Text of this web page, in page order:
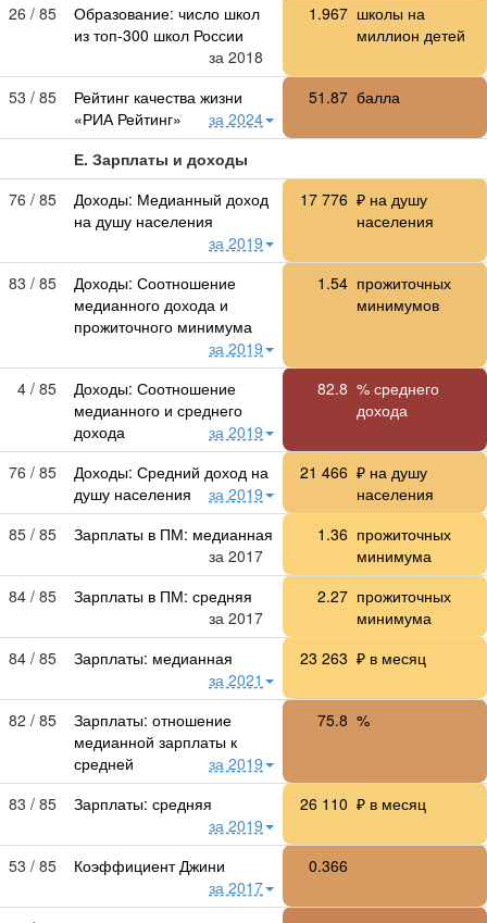
26 / 85
Образование: число школ
из топ-300 школ России
за 2018
1.967 школы на
миллион детей
53 / 85
Рейтинг качества жизни
«РИА Рейтинг»
за 2024
51.87 балла
Е. Зарплаты и доходы
76 / 85
Доходы: Медианный доход
на душу населения
за 2019
17 776 ₽ на душу
населения
83 / 85
Доходы: Соотношение
медианного дохода и
прожиточного минимума
за 2019
1.54 прожиточных
минимумов
4 / 85
Доходы: Соотношение
медианного и среднего
дохода
за 2019
82.8 % среднего
дохода
76 / 85
Доходы: Средний доход на
душу населения
за 2019
21 466 ₽ на душу
населения
85 / 85
Зарплаты в ПМ: медианная
за 2017
1.36 прожиточных
минимума
84 / 85
Зарплаты в ПМ: средняя
за 2017
2.27 прожиточных
минимума
84 / 85
Зарплаты: медианная
за 2021
23 263 ₽ в месяц
82 / 85
Зарплаты: отношение
медианной зарплаты к
средней
за 2019
75.8 %
83 / 85
Зарплаты: средняя
за 2019
26 110 ₽ в месяц
53 / 85
Коэффициент Джини
за 2017
0.366